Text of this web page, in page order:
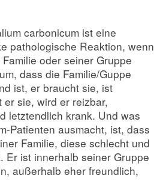
carbonicum ist eine
pathologische Reaktion, wenn
oder seiner Gruppe
dass die Familie/Guppe
ist, er braucht sie, ist
sie, wird er reizbar,
letztendlich krank. Und was
Patienten ausmacht, ist, dass
Familie, diese schlecht und
Er ist innerhalb seiner Gruppe
außerhalb eher freundlich,